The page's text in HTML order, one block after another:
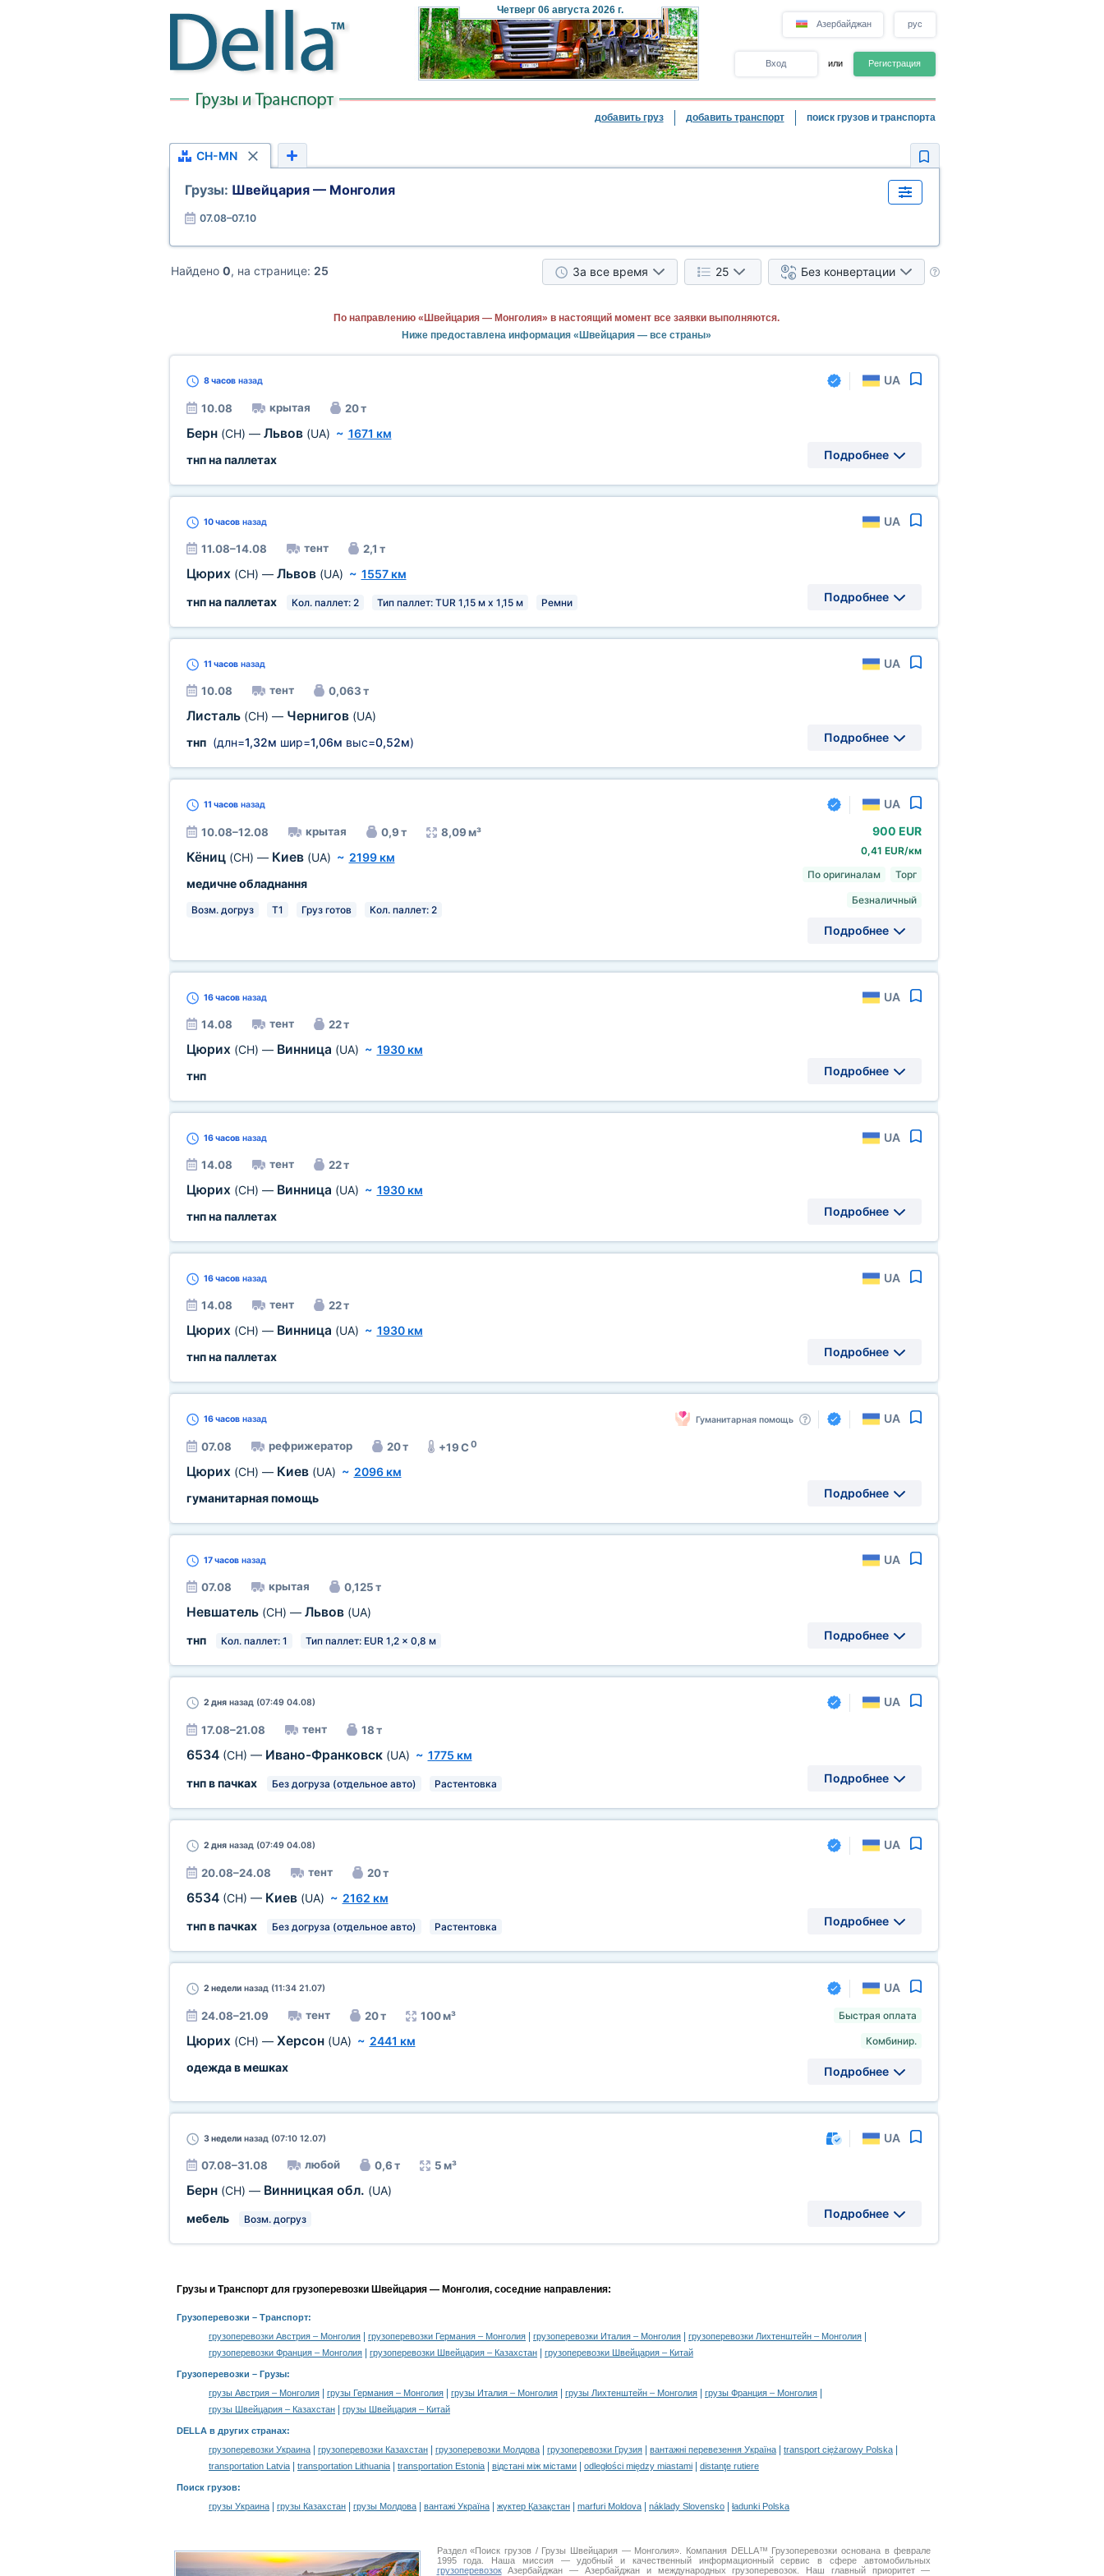
Четверг 06 августа 2026 г.
Азербайджан рус
Вход или Регистрация
добавить груз добавить транспорт поиск грузов и транспорта
CH-MN
Грузы: Швейцария — Монголия
07.08–07.10
Найдено 0, на странице: 25 За все время 25 Без конвертации
По направлению «Швейцария — Монголия» в настоящий момент все заявки выполняются.
Ниже предоставлена информация «Швейцария — все страны»
8 часовназад UA
10.08 крытая 20 т
Берн (CH) — Львов (UA) ~ 1671 км
тнп на паллетах
Подробнее
10 часовназад UA
11.08–14.08 тент 2,1 т
Цюрих (CH) — Львов (UA) ~ 1557 км
тнп на паллетах
Кол. паллет: 2 Тип паллет: TUR 1,15 м х 1,15 м Ремни Подробнее
11 часовназад UA
10.08 тент 0,063 т
Листаль (CH) — Чернигов (UA)
тнп(длн=1,32м шир=1,06м выс=0,52м) Подробнее
11 часовназад UA
10.08–12.08 крытая 0,9 т 8,09 м³
Кёниц (CH) — Киев (UA) ~ 2199 км
медичне обладнання
Возм. догруз T1 Груз готов Кол. паллет: 2
900 EUR
0,41 EUR/км
По оригиналам
Торг
Безналичный
Подробнее
16 часовназад UA
14.08 тент 22 т
Цюрих (CH) — Винница (UA) ~ 1930 км
тнп
Подробнее
16 часовназад UA
14.08 тент 22 т
Цюрих (CH) — Винница (UA) ~ 1930 км
тнп на паллетах
Подробнее
16 часовназад UA
14.08 тент 22 т
Цюрих (CH) — Винница (UA) ~ 1930 км
тнп на паллетах
Подробнее
16 часовназад Гуманитарная помощь UA
07.08 рефрижератор 20 т +19 C0
Цюрих (CH) — Киев (UA) ~ 2096 км
гуманитарная помощь
Подробнее
17 часовназад UA
07.08 крытая 0,125 т
Невшатель (CH) — Львов (UA)
тнп
Кол. паллет: 1 Тип паллет: EUR 1,2 x 0,8 м Подробнее
2 дняназад (07:49 04.08) UA
17.08–21.08 тент 18 т
6534 (CH) — Ивано-Франковск (UA) ~ 1775 км
тнп в пачках
Без догруза (отдельное авто) Растентовка Подробнее
2 дняназад (07:49 04.08) UA
20.08–24.08 тент 20 т
6534 (CH) — Киев (UA) ~ 2162 км
тнп в пачках
Без догруза (отдельное авто) Растентовка Подробнее
2 неделиназад (11:34 21.07) UA
24.08–21.09 тент 20 т 100 м³
Цюрих (CH) — Херсон (UA) ~ 2441 км
одежда в мешках
Быстрая оплата
Комбинир.
Подробнее
3 неделиназад (07:10 12.07) UA
07.08–31.08 любой 0,6 т 5 м³
Берн (CH) — Винницкая обл. (UA)
мебель
Возм. догруз Подробнее
Грузы и Транспорт для грузоперевозки Швейцария — Монголия, соседние направления:
Грузоперевозки – Транспорт:
грузоперевозки Австрия – Монголия
грузоперевозки Германия – Монголия грузоперевозки Италия – Монголия грузоперевозки Лихтенштейн – Монголия
грузоперевозки Франция – Монголия грузоперевозки Швейцария – Казахстан грузоперевозки Швейцария – Китай
Грузоперевозки – Грузы:
грузы Австрия – Монголия
грузы Германия – Монголия грузы Италия – Монголия грузы Лихтенштейн – Монголия грузы Франция – Монголия
грузы Швейцария – Казахстан грузы Швейцария – Китай
DELLA в других странах:
грузоперевозки Украина
грузоперевозки Казахстан грузоперевозки Молдова грузоперевозки Грузия вантажні перевезення Україна transport ciężarowy Polska
transportation Latvia transportation Lithuania transportation Estonia відстані між містами odległości między miastami distanţe rutiere
Поиск грузов:
грузы Украина
грузы Казахстан грузы Молдова вантажі Україна жүктер Қазақстан marfuri Moldova náklady Slovensko ładunki Polska
Раздел «Поиск грузов / Грузы Швейцария — Монголия». Компания DELLA™ Грузоперевозки основана в феврале
1995 года. Наша миссия — удобный и качественный информационный сервис в сфере автомобильных
грузоперевозокАзербайджан — Азербайджан и международных грузоперевозок. Наш главный приоритет —